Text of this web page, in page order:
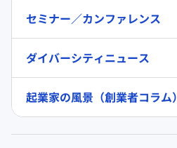
セミナー／カンファレンス
ダイバーシティニュース
起業家の風景（創業者コラム）